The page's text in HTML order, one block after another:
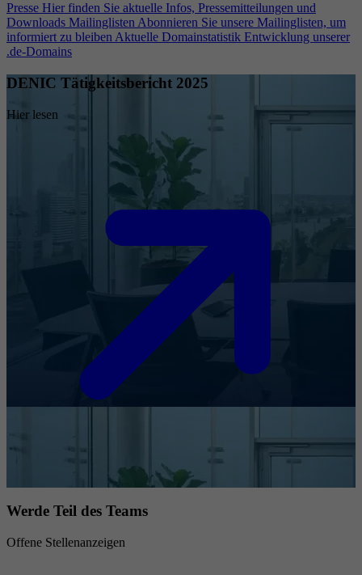
Presse Hier finden Sie aktuelle Infos, Pressemitteilungen und
Downloads Mailinglisten Abonnieren Sie unsere Mailinglisten, um
informiert zu bleiben Aktuelle Domainstatistik Entwicklung unserer
.de-Domains
DENIC Tätigkeitsbericht 2025
Hier lesen
Werde Teil des Teams
Offene Stellenanzeigen